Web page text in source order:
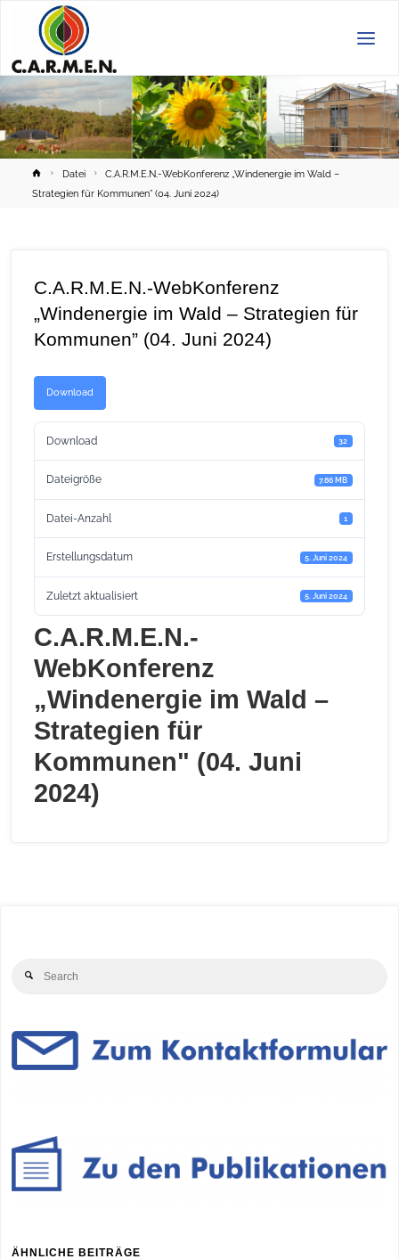
HomeDatei
C.A.R.M.E.N.-WebKonferenz „Windenergie im Wald –
Strategien für Kommunen” (04. Juni 2024)
C.A.R.M.E.N.-WebKonferenz
„Windenergie im Wald – Strategien für
Kommunen” (04. Juni 2024)
Download
Download 32
Dateigröße 7.86 MB
Datei-Anzahl 1
Erstellungsdatum 5. Juni 2024
Zuletzt aktualisiert 5. Juni 2024
C.A.R.M.E.N.-
WebKonferenz
„Windenergie im Wald –
Strategien für
Kommunen" (04. Juni
2024)
Search
ÄHNLICHE BEITRÄGE